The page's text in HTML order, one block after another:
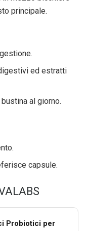
principale.
ed estratti
al giorno.
capsule.
Probiotici per